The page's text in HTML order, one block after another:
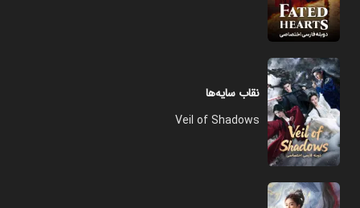
نقاب سایه‌ها
Veil of Shadows